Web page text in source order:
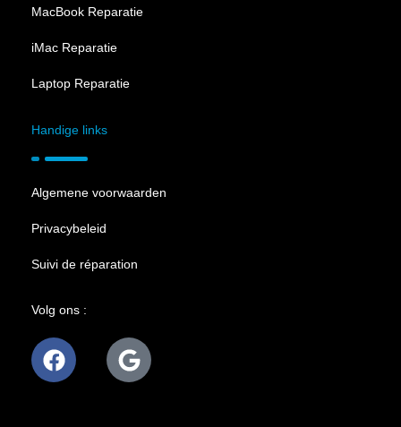
MacBook Reparatie
iMac Reparatie
Laptop Reparatie
Handige links
Algemene voorwaarden
Privacybeleid
Suivi de réparation
Volg ons :